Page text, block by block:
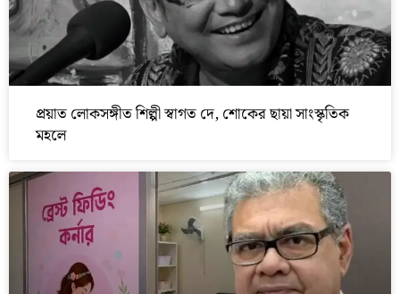
প্রয়াত লোকসঙ্গীত শিল্পী স্বাগত দে, শোকের ছায়া সাংস্কৃতিক
মহলে